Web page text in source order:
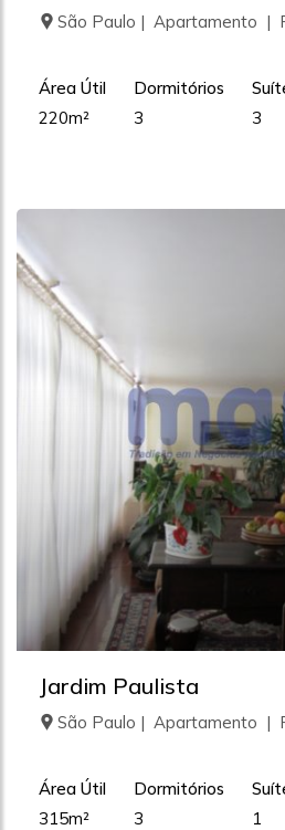
São Paulo | Apartamento |
Área Útil
220m²
Dormitórios
3
3
Jardim Paulista
São Paulo | Apartamento |
Área Útil
315m²
Dormitórios
3
1